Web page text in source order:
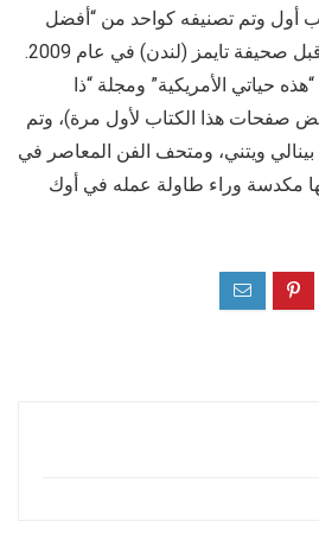
أول وتم تصنيفه كواحد من “أفضل
100 كتاب في العقد” من قبل صحيفة تايمز (لندن) في عام 2009.
حياتي الأمريكية” ومجلة “ذا
صفحات هذا الكتاب لأول مرة)، وتم
ويتني، ومتحف الفن المعاصر في
مكدسة وراء طاولة عمله في أوك